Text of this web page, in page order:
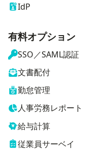
IdP
有料オプション
SSO／SAML認証
文書配付
勤怠管理
人事労務レポート
給与計算
従業員サーベイ